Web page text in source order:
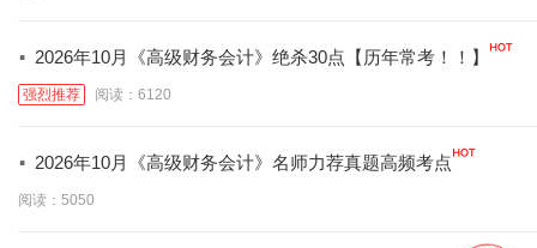
· 2026年10月《高级财务会计》绝杀30点【历年常考！！】
强烈推荐 阅读：6120
· 2026年10月《高级财务会计》名师力荐真题高频考点
阅读：5050